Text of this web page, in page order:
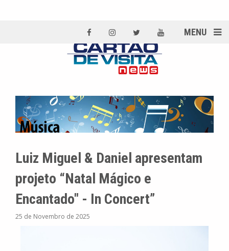
MENU
Luiz Miguel & Daniel apresentam
projeto “Natal Mágico e
Encantado" - In Concert”
25 de Novembro de 2025